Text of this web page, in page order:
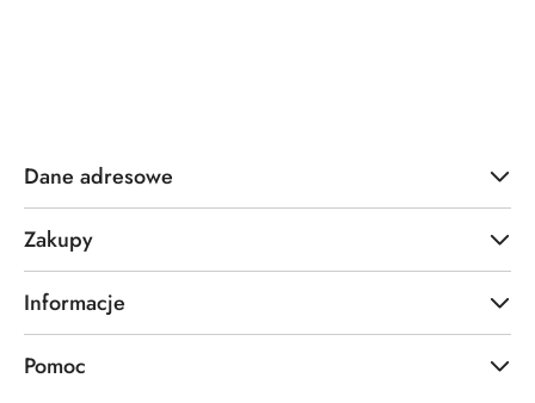
Dane adresowe
Zakupy
Informacje
Pomoc